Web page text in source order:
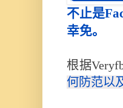
不止是
幸免。
根据
何防范以